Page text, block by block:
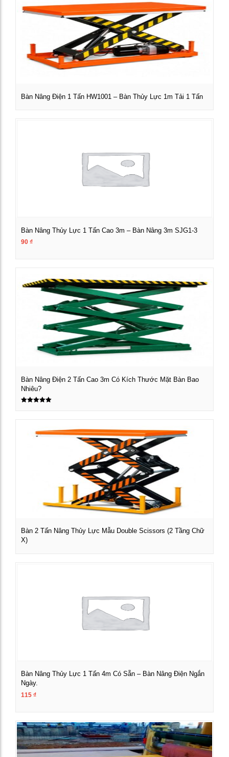
Bàn Nâng Điện 1 Tấn HW1001 – Bàn Thủy Lực 1m Tải 1 Tấn
Bàn Nâng Thủy Lực 1 Tấn Cao 3m – Bàn Nâng 3m SJG1-3
90 ₫
Bàn Nâng Điện 2 Tấn Cao 3m Có Kích Thước Mặt Bàn Bao
Nhiêu?
Bàn 2 Tấn Nâng Thủy Lực Mẫu Double Scissors (2 Tầng Chữ
X)
Bàn Nâng Thủy Lực 1 Tấn 4m Có Sẵn – Bàn Nâng Điện Ngắn
Ngày.
115 ₫